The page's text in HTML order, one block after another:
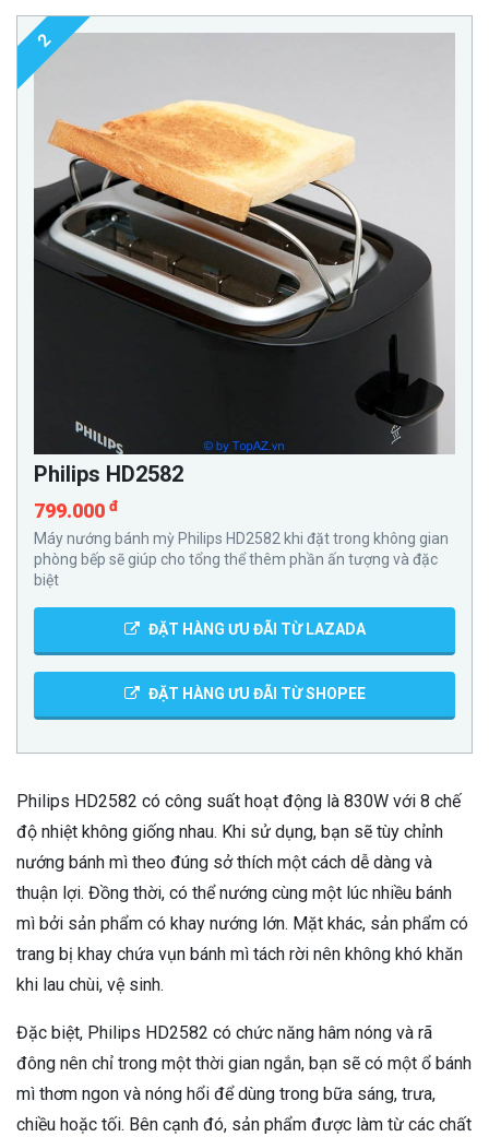
2
Philips HD2582
799.000 đ
Máy nướng bánh mỳ Philips HD2582 khi đặt trong không gian
phòng bếp sẽ giúp cho tổng thể thêm phần ấn tượng và đặc
biệt
ĐẶT HÀNG ƯU ĐÃI TỪ LAZADA
ĐẶT HÀNG ƯU ĐÃI TỪ SHOPEE
Philips HD2582 có công suất hoạt động là 830W với 8 chế
độ nhiệt không giống nhau. Khi sử dụng, bạn sẽ tùy chỉnh
nướng bánh mì theo đúng sở thích một cách dễ dàng và
thuận lợi. Đồng thời, có thể nướng cùng một lúc nhiều bánh
mì bởi sản phẩm có khay nướng lớn. Mặt khác, sản phẩm có
trang bị khay chứa vụn bánh mì tách rời nên không khó khăn
khi lau chùi, vệ sinh.
Đặc biệt, Philips HD2582 có chức năng hâm nóng và rã
đông nên chỉ trong một thời gian ngắn, bạn sẽ có một ổ bánh
mì thơm ngon và nóng hổi để dùng trong bữa sáng, trưa,
chiều hoặc tối. Bên cạnh đó, sản phẩm được làm từ các chất